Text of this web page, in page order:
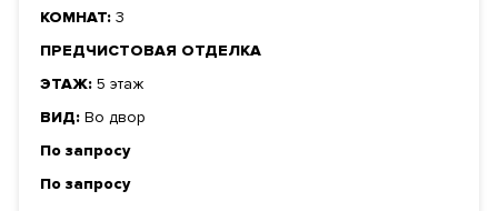
КОМНАТ: 3
ПРЕДЧИСТОВАЯ ОТДЕЛКА
ЭТАЖ: 5 этаж
ВИД: Во двор
По запросу
По запросу